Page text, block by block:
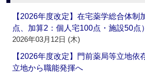
【2026年度改定】在宅薬学総合体制
点、加算2：個人宅100点・施設50
2026年03月12日 (木)
【2026年度改定】門前薬局等立地依
立地から職能発揮へ